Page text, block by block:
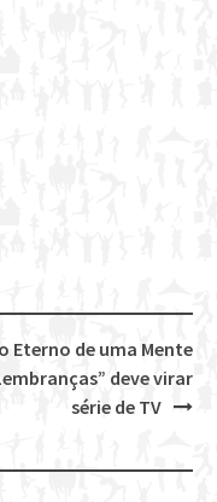
Eterno de uma Mente
deve virar
série de TV